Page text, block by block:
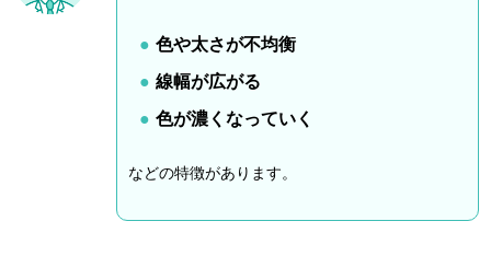
色や太さが不均衡
線幅が広がる
色が濃くなっていく
などの特徴があります。